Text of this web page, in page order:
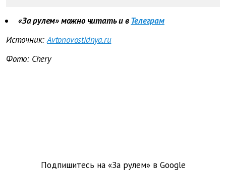
«За рулем» можно читать и вТелеграм
Источник: Avtonovostidnya.ru
Фото: Chery
Подпишитесь на «За рулем» в Google